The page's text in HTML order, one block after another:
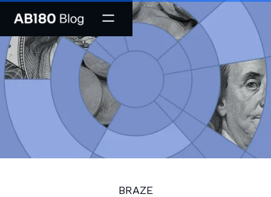
BRAZE